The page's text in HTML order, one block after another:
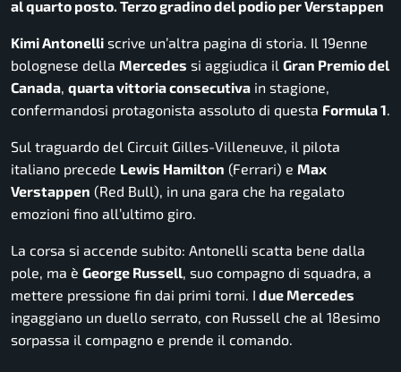
al quarto posto. Terzo gradino del podio per Verstappen
Kimi Antonelli scrive un’altra pagina di storia. Il 19enne
bolognese della Mercedes si aggiudica il Gran Premio del
Canada, quarta vittoria consecutiva in stagione,
confermandosi protagonista assoluto di questa Formula 1.
Sul traguardo del Circuit Gilles-Villeneuve, il pilota
italiano precede Lewis Hamilton (Ferrari) e Max
Verstappen (Red Bull), in una gara che ha regalato
emozioni fino all’ultimo giro.
La corsa si accende subito: Antonelli scatta bene dalla
pole, ma è George Russell, suo compagno di squadra, a
mettere pressione fin dai primi torni. I due Mercedes
ingaggiano un duello serrato, con Russell che al 18esimo
sorpassa il compagno e prende il comando.